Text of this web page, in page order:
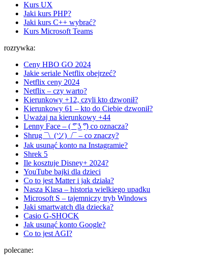
Kurs UX
Jaki kurs PHP?
Jaki kurs C++ wybrać?
Kurs Microsoft Teams
rozrywka:
Ceny HBO GO 2024
Jakie seriale Netflix obejrzeć?
Netflix ceny 2024
Netflix – czy warto?
Kierunkowy +12, czyli kto dzwonił?
Kierunkowy 61 – kto do Ciebie dzwonił?
Uważaj na kierunkowy +44
Lenny Face – ( ͡° ͜ʖ ͡°) co oznacza?
Shrug ¯\_(ツ)_/¯ – co znaczy?
Jak usunąć konto na Instagramie?
Shrek 5
Ile kosztuje Disney+ 2024?
YouTube bajki dla dzieci
Co to jest Matter i jak działa?
Nasza Klasa – historia wielkiego upadku
Microsoft S – tajemniczy tryb Windows
Jaki smartwatch dla dziecka?
Casio G-SHOCK
Jak usunąć konto Google?
Co to jest AGI?
polecane: